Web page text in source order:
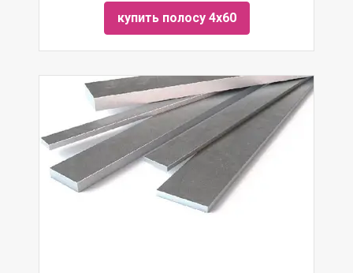
купить полосу 4х60